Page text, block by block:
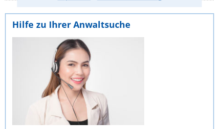
Hilfe zu Ihrer Anwaltsuche